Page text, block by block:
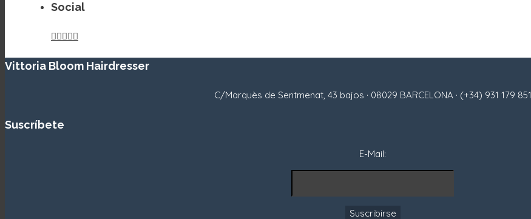
Social

Vittoria Bloom Hairdresser
C/Marquès de Sentmenat, 43 bajos · 08029 BARCELONA · (+34) 931 179 851
Suscríbete
E-Mail: